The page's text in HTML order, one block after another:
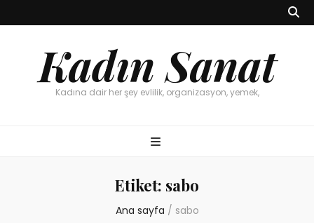
Kadın Sanat
Kadına dair her şey evlilik, organizasyon, yemek,
Etiket: sabo
Ana sayfa / sabo